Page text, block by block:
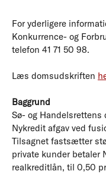
For yderligere
Konkurrence- og
telefon 41 71 50 98.
Læs domsudskriften
Baggrund
Sø- og Handelsrettens
Nykredit afgav ved
Tilsagnet fastsætter
private kunder betaler
realkreditlån, til 0,50